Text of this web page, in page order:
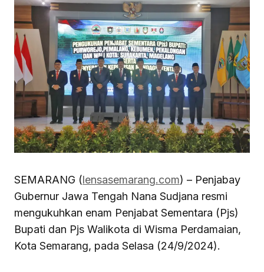
SEMARANG (lensasemarang.com) – Penjabay
Gubernur Jawa Tengah Nana Sudjana resmi
mengukuhkan enam Penjabat Sementara (Pjs)
Bupati dan Pjs Walikota di Wisma Perdamaian,
Kota Semarang, pada Selasa (24/9/2024).